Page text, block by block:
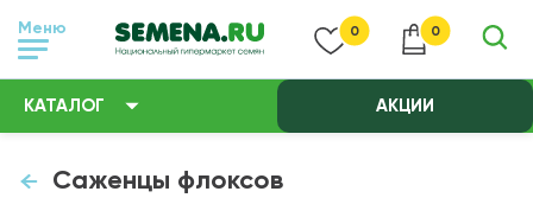
Меню 0 0
КАТАЛОГ АКЦИИ
Саженцы флоксов